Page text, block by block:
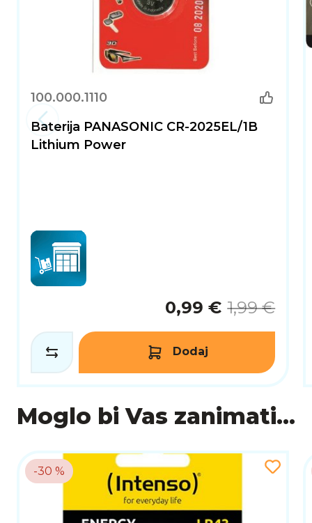
100.000.1110
Baterija PANASONIC CR-2025EL/1B
Lithium Power
0,99 € 1,99 €
Dodaj
Moglo bi Vas zanimati...
-30 %